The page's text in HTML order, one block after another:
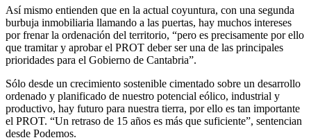
Así mismo entienden que en la actual coyuntura, con una segunda
burbuja inmobiliaria llamando a las puertas, hay muchos intereses
por frenar la ordenación del territorio, “pero es precisamente por ello
que tramitar y aprobar el PROT deber ser una de las principales
prioridades para el Gobierno de Cantabria”.
Sólo desde un crecimiento sostenible cimentado sobre un desarrollo
ordenado y planificado de nuestro potencial eólico, industrial y
productivo, hay futuro para nuestra tierra, por ello es tan importante
el PROT. “Un retraso de 15 años es más que suficiente”, sentencian
desde Podemos.